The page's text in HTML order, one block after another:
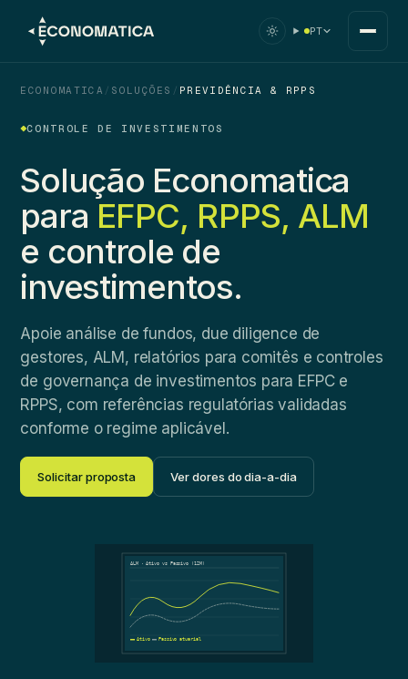
PT
ECONOMATICA / SOLUÇÕES / PREVIDÊNCIA & RPPS
CONTROLE DE INVESTIMENTOS
Solução Economatica
para EFPC, RPPS, ALM
e controle de
investimentos.
Apoie análise de fundos, due diligence de
gestores, ALM, relatórios para comitês e controles
de governança de investimentos para EFPC e
RPPS, com referências regulatórias validadas
conforme o regime aplicável.
Solicitar proposta Ver dores do dia-a-dia
ALM · Ativo vs Passivo (12M)
Ativo Passivo atuarial